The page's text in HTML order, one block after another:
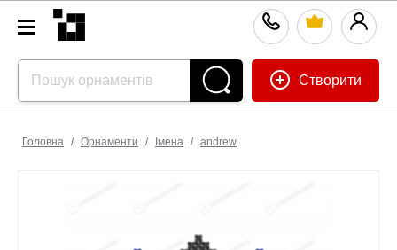
Створити
Головна / Орнаменти / Імена / andrew